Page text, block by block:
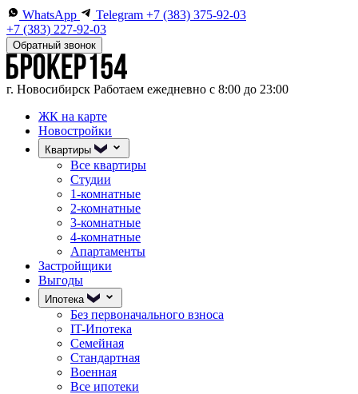
WhatsApp Telegram +7 (383) 375-92-03
+7 (383) 227-92-03
Обратный звонок
г. Новосибирск Работаем ежедневно с 8:00 до 23:00
ЖК на карте
Новостройки
Квартиры
Все квартиры
Студии
1-комнатные
2-комнатные
3-комнатные
4-комнатные
Апартаменты
Застройщики
Выгоды
Ипотека
Без первоначального взноса
IT-Ипотека
Семейная
Стандартная
Военная
Все ипотеки